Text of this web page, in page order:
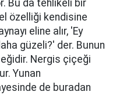
Bu da tehlikeli bir
özelliği kendisine
eline alır, 'Ey
güzeli?' der. Bunun
Nergis çiçeği
Yunan
de buradan